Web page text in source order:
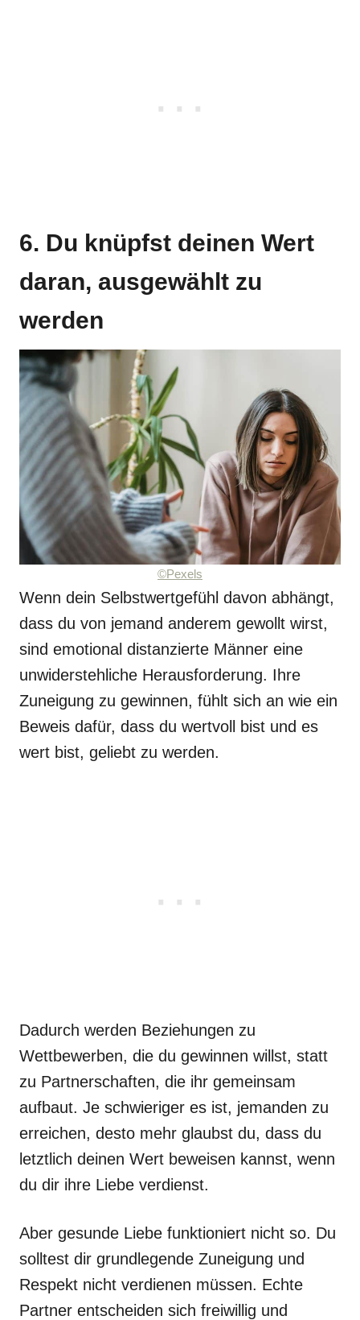
6. Du knüpfst deinen Wert
daran, ausgewählt zu
werden
©Pexels
Wenn dein Selbstwertgefühl davon abhängt,
dass du von jemand anderem gewollt wirst,
sind emotional distanzierte Männer eine
unwiderstehliche Herausforderung. Ihre
Zuneigung zu gewinnen, fühlt sich an wie ein
Beweis dafür, dass du wertvoll bist und es
wert bist, geliebt zu werden.
Dadurch werden Beziehungen zu
Wettbewerben, die du gewinnen willst, statt
zu Partnerschaften, die ihr gemeinsam
aufbaut. Je schwieriger es ist, jemanden zu
erreichen, desto mehr glaubst du, dass du
letztlich deinen Wert beweisen kannst, wenn
du dir ihre Liebe verdienst.
Aber gesunde Liebe funktioniert nicht so. Du
solltest dir grundlegende Zuneigung und
Respekt nicht verdienen müssen. Echte
Partner entscheiden sich freiwillig und